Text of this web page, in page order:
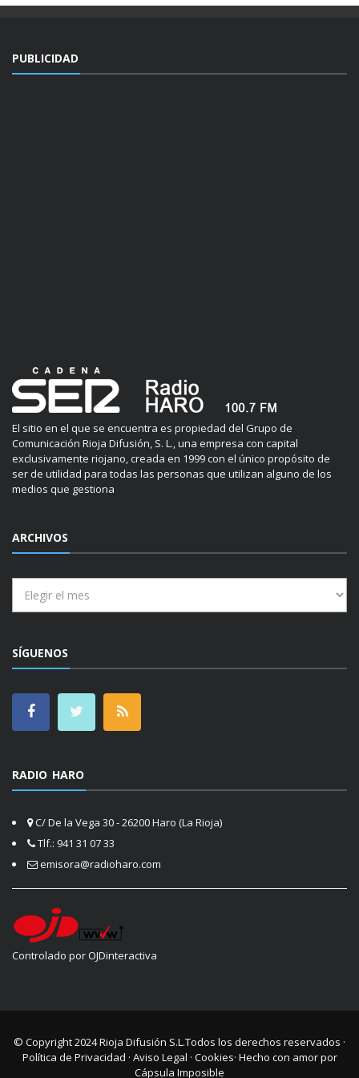
PUBLICIDAD
El sitio en el que se encuentra es propiedad del Grupo de
Comunicación Rioja Difusión, S. L., una empresa con capital
exclusivamente riojano, creada en 1999 con el único propósito de
ser de utilidad para todas las personas que utilizan alguno de los
medios que gestiona
ARCHIVOS
SÍGUENOS
RADIO HARO
C/ De la Vega 30 - 26200 Haro (La Rioja)
Tlf.: 941 31 07 33
emisora@radioharo.com
Controlado por OJDinteractiva
© Copyright 2024Rioja Difusión S.L.Todos los derechos reservados ·
Política de Privacidad · Aviso Legal · Cookies· Hecho con amor por
Cápsula Imposible